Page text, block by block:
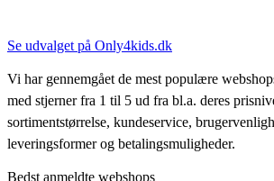
Se udvalget på Only4kids.dk
Vi har gennemgået de mest populære
med stjerner fra 1 til 5 ud fra bl.a. deres
sortimentstørrelse, kundeservice,
leveringsformer og betalingsmuligheder.
Bedst anmeldte webshops